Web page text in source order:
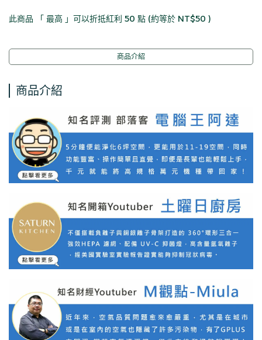
此商品 「 最高 」可以折抵紅利 50 點 (約等於 NT$50 )
商品介紹
商品介紹